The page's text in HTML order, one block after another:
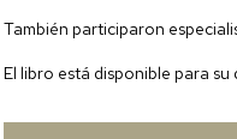
También participaron
El libro está disponible para su